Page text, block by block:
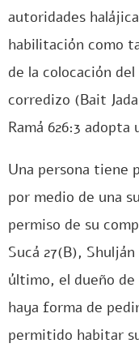
autoridades
habilitación como
de la colocación
corredizo (Bait
Ramá 626:3
Una persona tiene
por medio de una
permiso de su
Sucá 27(B),
último, el dueño
haya forma de
permitido habitar